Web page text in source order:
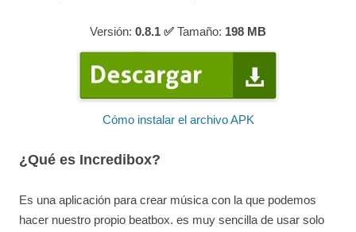
Versión: 0.8.1 ✅ Tamaño: 198 MB
Cómo instalar el archivo APK
¿Qué es Incredibox?
Es una aplicación para crear música con la que podemos
hacer nuestro propio beatbox. es muy sencilla de usar solo